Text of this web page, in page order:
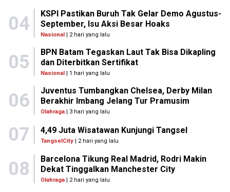
04
KSPI Pastikan Buruh Tak Gelar Demo Agustus-
September, Isu Aksi Besar Hoaks
Nasional| 2 hari yang lalu
05
BPN Batam Tegaskan Laut Tak Bisa Dikapling
dan Diterbitkan Sertifikat
Nasional| 1 hari yang lalu
06
Juventus Tumbangkan Chelsea, Derby Milan
Berakhir Imbang Jelang Tur Pramusim
Olahraga| 3 hari yang lalu
07 4,49 Juta Wisatawan Kunjungi Tangsel
TangselCity | 2 hari yang lalu
08
Barcelona Tikung Real Madrid, Rodri Makin
Dekat Tinggalkan Manchester City
Olahraga| 2 hari yang lalu